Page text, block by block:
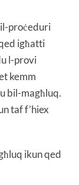
il-proċeduri
igħatti
l-provi
kemm
bil-magħluq.
taf f’hiex
ikun qed